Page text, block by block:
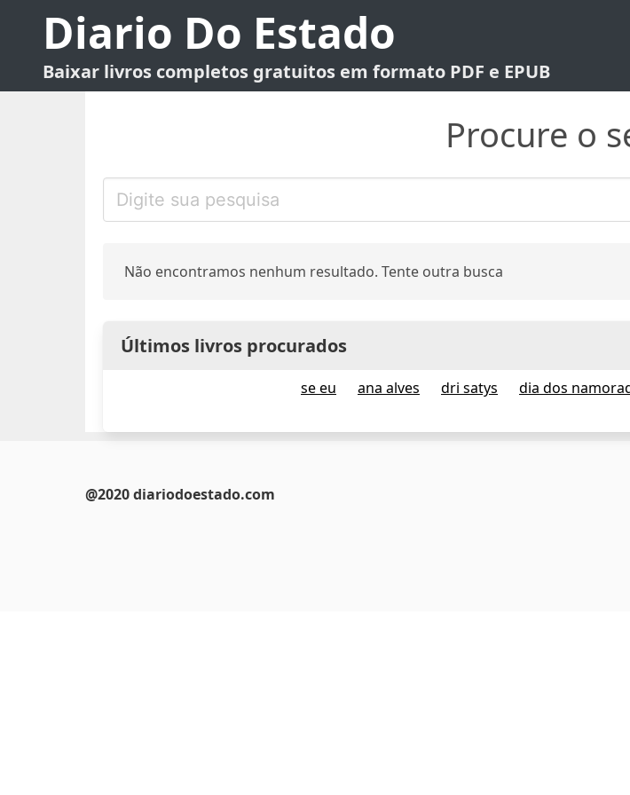
Diario Do Estado
Baixar livros completos gratuitos em formato PDF e EPUB
Procure o
Não encontramos nenhum resultado. Tente outra busca
Últimos livros procurados
se eu ana alves dri satys dia dos
@2020 diariodoestado.com